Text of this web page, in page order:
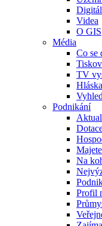
Videa
O GIS
Média
Co se
TV
Hláska
Podnikání
Na
Profil